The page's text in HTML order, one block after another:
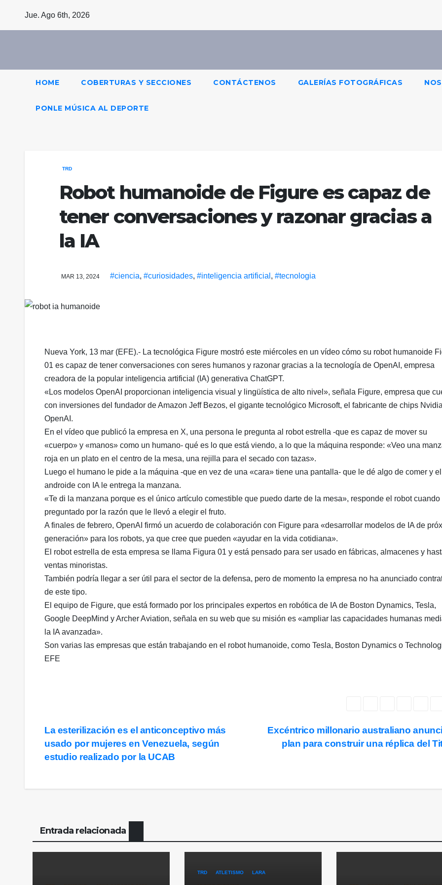
Jue. Ago 6th, 2026
HOME COBERTURAS Y SECCIONES CONTÁCTENOS GALERÍAS FOTOGRÁFICAS
PONLE MÚSICA AL DEPORTE
TRD
Robot humanoide de Figure es capaz de
tener conversaciones y razonar gracias a
la IA
MAR 13, 2024 #ciencia, #curiosidades, #inteligencia artificial , #tecnologia
Nueva York, 13 mar (EFE).- La tecnológica Figure mostró este miércoles en un vídeo cómo su robot humanoide
01 es capaz de tener conversaciones con seres humanos y razonar gracias a la tecnología de OpenAI, empresa
creadora de la popular inteligencia artificial (IA) generativa ChatGPT.
«Los modelos OpenAI proporcionan inteligencia visual y lingüística de alto nivel», señala Figure, empresa que
con inversiones del fundador de Amazon Jeff Bezos, el gigante tecnológico Microsoft, el fabricante de chips
OpenAI.
En el vídeo que publicó la empresa en X, una persona le pregunta al robot estrella -que es capaz de mover su
«cuerpo» y «manos» como un humano- qué es lo que está viendo, a lo que la máquina responde: «Veo una
roja en un plato en el centro de la mesa, una rejilla para el secado con tazas».
Luego el humano le pide a la máquina -que en vez de una «cara» tiene una pantalla- que le dé algo de comer y el
androide con IA le entrega la manzana.
«Te di la manzana porque es el único artículo comestible que puedo darte de la mesa», responde el robot cuando
preguntado por la razón que le llevó a elegir el fruto.
A finales de febrero, OpenAI firmó un acuerdo de colaboración con Figure para «desarrollar modelos de IA de
generación» para los robots, ya que cree que pueden «ayudar en la vida cotidiana».
El robot estrella de esta empresa se llama Figura 01 y está pensado para ser usado en fábricas, almacenes y
ventas minoristas.
También podría llegar a ser útil para el sector de la defensa, pero de momento la empresa no ha anunciado
de este tipo.
El equipo de Figure, que está formado por los principales expertos en robótica de IA de Boston Dynamics, Tesla,
Google DeepMind y Archer Aviation, señala en su web que su misión es «ampliar las capacidades humanas
la IA avanzada».
Son varias las empresas que están trabajando en el robot humanoide, como Tesla, Boston Dynamics o
EFE
Navegación
de
Excéntrico millonario australiano
plan para construir una réplica del
La esterilización es el anticonceptivo más
usado por mujeres en Venezuela, según
estudio realizado por la UCAB
Entrada relacionada
TRD ATLETISMO LARA